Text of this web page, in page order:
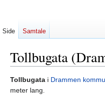
Tollbugata
Hopp
til
Hopp
til
Tollbugata i Drammen
meter lang.
Side Samtale